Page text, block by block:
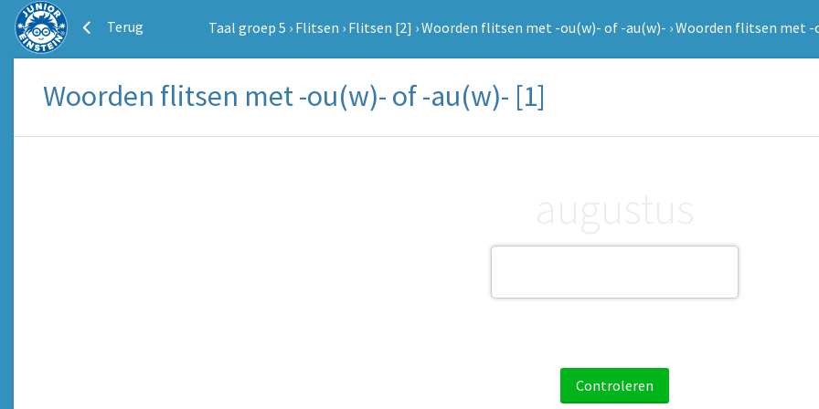
Terug Taal groep 5 › Flitsen › Flitsen [2] ›Woorden flitsen met -ou(w)- of -au(w)- ›Woorden flitsen met
Woorden flitsen met -ou(w)- of -au(w)- [1]